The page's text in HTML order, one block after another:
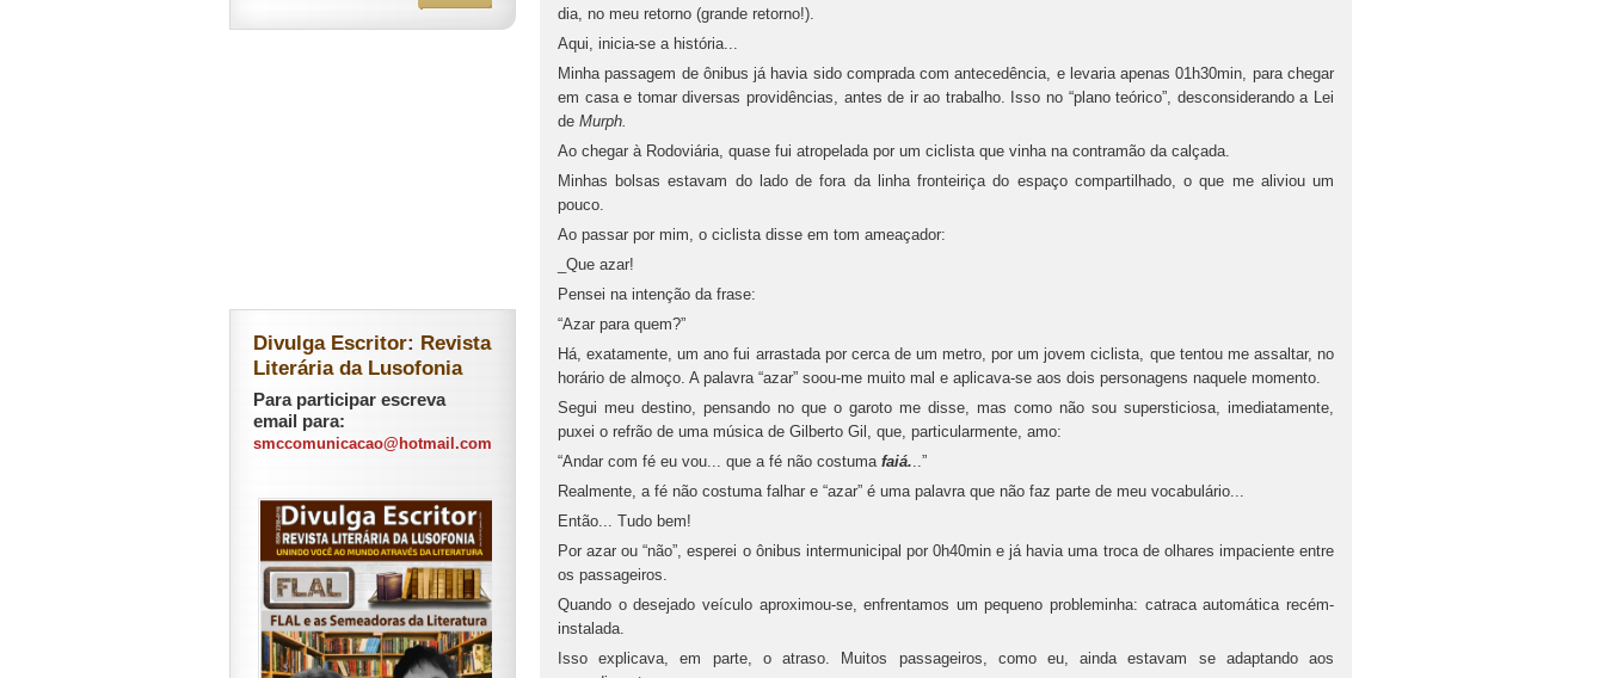
dia, no meu retorno (grande retorno!).
Aqui, inicia-se a história...
Minha passagem de ônibus já havia sido comprada com antecedência, e levaria apenas 01h30min, para chegar
em casa e tomar diversas providências, antes de ir ao trabalho. Isso no “plano teórico”, desconsiderando a Lei
de Murph.
Ao chegar à Rodoviária, quase fui atropelada por um ciclista que vinha na contramão da calçada.
Minhas bolsas estavam do lado de fora da linha fronteiriça do espaço compartilhado, o que me aliviou um
pouco.
Ao passar por mim, o ciclista disse em tom ameaçador:
_Que azar!
Pensei na intenção da frase:
“Azar para quem?”
Há, exatamente, um ano fui arrastada por cerca de um metro, por um jovem ciclista, que tentou me assaltar, no
horário de almoço. A palavra “azar” soou-me muito mal e aplicava-se aos dois personagens naquele momento.
Segui meu destino, pensando no que o garoto me disse, mas como não sou supersticiosa, imediatamente,
puxei o refrão de uma música de Gilberto Gil, que, particularmente, amo:
“Andar com fé eu vou... que a fé não costuma faiá...”
Realmente, a fé não costuma falhar e “azar” é uma palavra que não faz parte de meu vocabulário...
Então... Tudo bem!
Por azar ou “não”, esperei o ônibus intermunicipal por 0h40min e já havia uma troca de olhares impaciente entre
os passageiros.
Quando o desejado veículo aproximou-se, enfrentamos um pequeno probleminha: catraca automática recém-
instalada.
Isso explicava, em parte, o atraso. Muitos passageiros, como eu, ainda estavam se adaptando aos
Divulga Escritor: Revista
Literária da Lusofonia
Para participar escreva
email para:
smccomunicacao@hotmail.com